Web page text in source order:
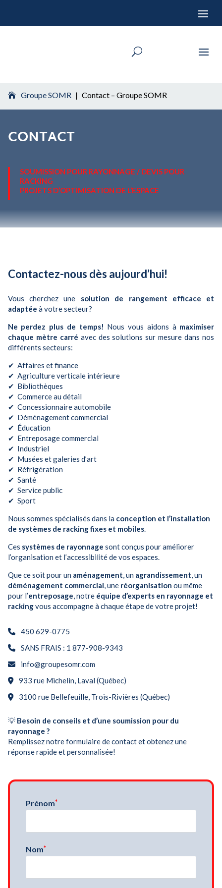
Groupe SOMR | Contact – Groupe SOMR
CONTACT
SOUMISSION POUR RAYONNAGE / DEVIS POUR
RACKING
PROJETS D’OPTIMISATION DE L’ESPACE
Contactez-nous dès aujourd’hui!
Vous cherchez une solution de rangement efficace et
adaptée à votre secteur?
Ne perdez plus de temps! Nous vous aidons à maximiser
chaque mètre carré avec des solutions sur mesure dans nos
différents secteurs:
✔ Affaires et finance
✔ Agriculture verticale intérieure
✔ Bibliothèques
✔ Commerce au détail
✔ Concessionnaire automobile
✔ Déménagement commercial
✔ Éducation
✔ Entreposage commercial
✔ Industriel
✔ Musées et galeries d’art
✔ Réfrigération
✔ Santé
✔ Service public
✔ Sport
Nous sommes spécialisés dans la conception et l’installation
de systèmes de racking fixes et mobiles.
Ces systèmes de rayonnage sont conçus pour améliorer
l’organisation et l’accessibilité de vos espaces.
Que ce soit pour un aménagement, un agrandissement, un
déménagement commercial, une réorganisation ou même
pour l’entreposage, notre équipe d’experts en rayonnage et
rackingvous accompagne à chaque étape de votre projet!
450 629-0775
SANS FRAIS : 1 877-908-9343
info@groupesomr.com
933 rue Michelin, Laval (Québec)
3100 rue Bellefeuille, Trois-Rivières (Québec)
💡 Besoin de conseils et d’une soumission pour du
rayonnage ?
Remplissez notre formulaire de contact et obtenez une
réponse rapide et personnalisée!
Prénom
Nom